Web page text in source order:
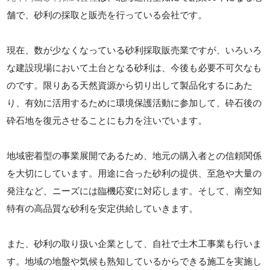
舗で、砂利の採取と販売を行っている会社です。
現在、数が少なくなっている砂利採取販売業ですが、いろいろ
な建設現場において土台となる砂利は、今後も必要不可欠なも
のです。限りある天然資源から切り出して製品化するにあた
り、有効に活用するために環境保護活動に参加して、砕石後の
砕石地を復元させることにも力を注いでいます。
地域密着型の事業展開であるため、地元の購入者との信頼関係
を大切にしています。用途に合った砂利の提供、至急や大量の
発注など、ニーズには臨機応変に対応します。そして、南空知
特有の高品質な砂利を安定供給していきます。
また、砂利の取り扱い企業として、自社で土木工事業も行いま
す。地域の地盤や気候も熟知しているからできる施工を実施し